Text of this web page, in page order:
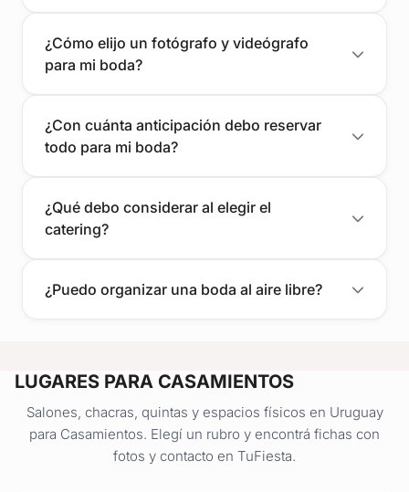
¿Cómo elijo un fotógrafo y videógrafo
para mi boda?
¿Con cuánta anticipación debo reservar
todo para mi boda?
¿Qué debo considerar al elegir el
catering?
¿Puedo organizar una boda al aire libre?
LUGARES PARA CASAMIENTOS
Salones, chacras, quintas y espacios físicos en Uruguay
para Casamientos. Elegí un rubro y encontrá fichas con
fotos y contacto en TuFiesta.